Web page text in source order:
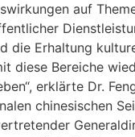
auf
die Erhaltung
diese Bereiche
erklärte Dr.
chinesischen